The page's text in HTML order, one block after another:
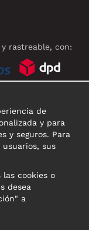
rastreable, con:
de
y para
y seguros. Para
sus
cookies o
desea
a